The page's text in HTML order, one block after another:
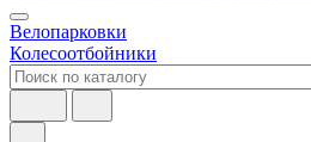
Велопарковки
Колесоотбойники